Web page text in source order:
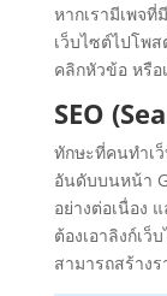
หากเรามีเพจ
เว็บไซต์ไปโพ
คลิกหัวข้อ หรื
SEO
ทักษะที่คนทำเ
อันดับบนหน้า
อย่างต่อเนื่อง
ต้องเอาลิงก์เว็
สามารถสร้าง